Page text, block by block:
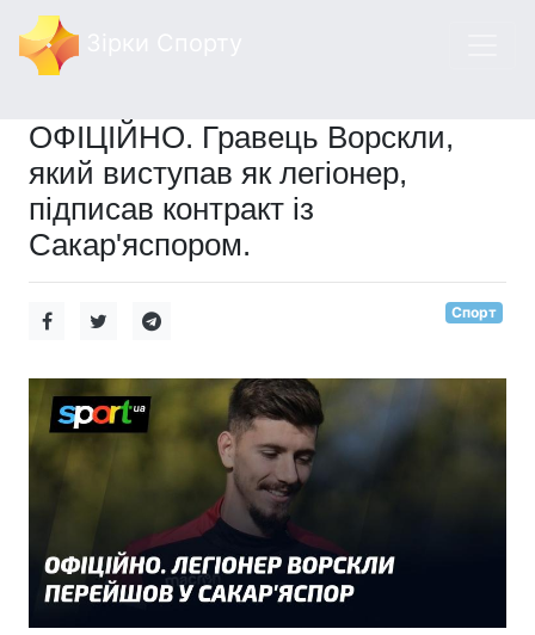
ОФІЦІЙНО. Гравець Ворскли,
який виступав як легіонер,
підписав контракт із
Сакар'яспором.
Спорт